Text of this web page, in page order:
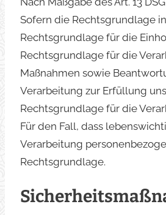
Sofern die Rechtsgrundlage
Rechtsgrundlage für die
Rechtsgrundlage für die
Maßnahmen sowie
Verarbeitung zur Erfüllung
Rechtsgrundlage für die
Für den Fall, dass
Verarbeitung
Rechtsgrundlage.